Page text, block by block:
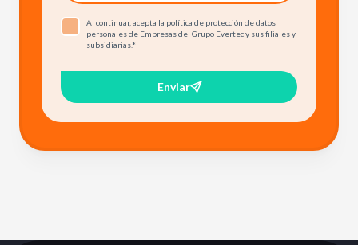
Al continuar, acepta la política de protección de datos
personales de Empresas del Grupo Evertec y sus filiales y
subsidiarias.*
Enviar